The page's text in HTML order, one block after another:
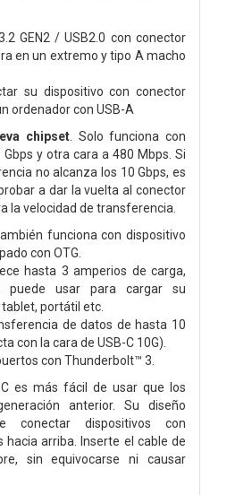
GEN2 / USB2.0 con conector
en un extremo y tipo A macho
su dispositivo con conector
ordenador con USB-A
chipset. Solo funciona con
y otra cara a 480 Mbps. Si
no alcanza los 10 Gbps, es
a dar la vuelta al conector
la velocidad de transferencia.
funciona con dispositivo
con OTG.
hasta 3 amperios de carga,
usar para cargar su
portátil etc.
de datos de hasta 10
con la cara de USB-C 10G).
con Thunderbolt™ 3.
C es más fácil de usar que los
anterior. Su diseño
conectar dispositivos con
hacia arriba. Inserte el cable de
sin equivocarse ni causar